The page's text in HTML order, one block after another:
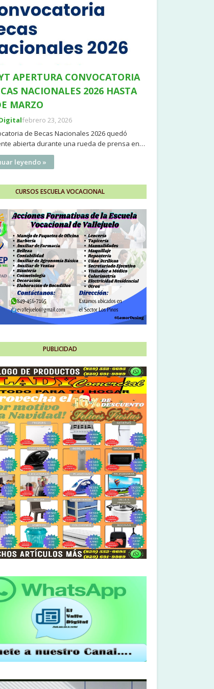
APERTURA CONVOCATORIA
NACIONALES 2026 HASTA
MARZO
febrero 23, 2026
de Becas Nacionales 2026 quedó
abierta durante una rueda de prensa en…
leyendo »
CURSOS ESCUELA VOCACIONAL
PUBLICIDAD